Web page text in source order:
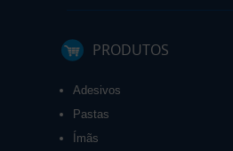
PRODUTOS
Adesivos
Pastas
Ímãs